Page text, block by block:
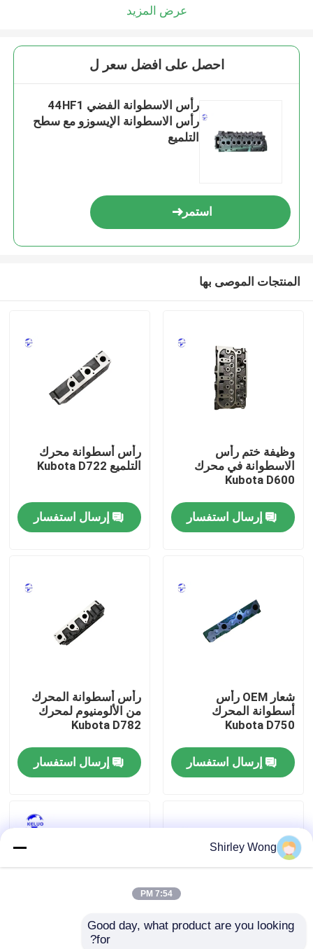
ضبط الجودة
اتصل بنا
محرك Deutz
عرض المزيد
احصل على افضل سعر ل
رأس الاسطوانة الفضي 44HF1
رأس الاسطوانة الإيسوزو مع سطح
التلميع
استمر
المنتجات الموصى بها
وظيفة ختم رأس
الاسطوانة في محرك
Kubota D600
إرسال استفسار
رأس أسطوانة محرك
التلميع Kubota D722
إرسال استفسار
شعار OEM رأس
أسطوانة المحرك
Kubota D750
إرسال استفسار
رأس أسطوانة المحرك
من الألومنيوم لمحرك
Kubota D782
إرسال استفسار
Shirley Wong
7:54 PM
Good day, what product are you looking
for?